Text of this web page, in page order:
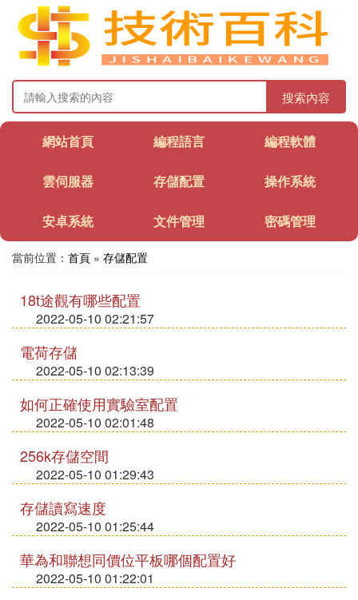
搜索內容
網站首頁 編程語言 編程軟體
雲伺服器 存儲配置 操作系統
安卓系統 文件管理 密碼管理
當前位置： 首頁 » 存儲配置
18t途觀有哪些配置
2022-05-10 02:21:57
電荷存儲
2022-05-10 02:13:39
如何正確使用實驗室配置
2022-05-10 02:01:48
256k存儲空間
2022-05-10 01:29:43
存儲讀寫速度
2022-05-10 01:25:44
華為和聯想同價位平板哪個配置好
2022-05-10 01:22:01